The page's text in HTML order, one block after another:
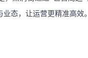
态，让运营更精准高效。